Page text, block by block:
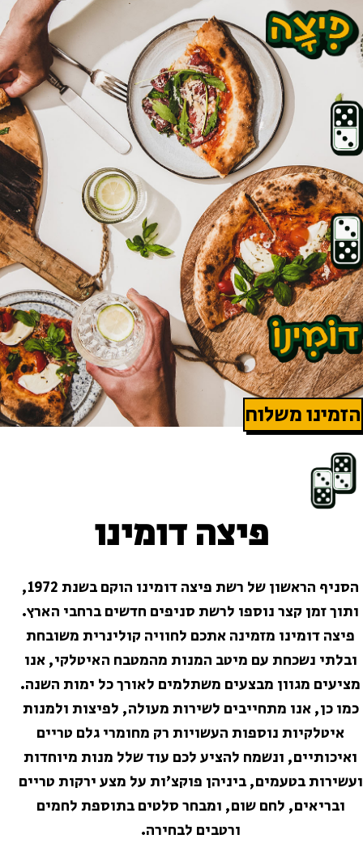
הזמינו משלוח
פיצה דומינו
הסניף הראשון של רשת פיצה דומינו הוקם בשנת 1972,
ותוך זמן קצר נוספו לרשת סניפים חדשים ברחבי הארץ.
פיצה דומינו מזמינה אתכם לחוויה קולינרית משובחת
ובלתי נשכחת עם מיטב המנות מהמטבח האיטלקי, אנו
מציעים מגוון מבצעים משתלמים לאורך כל ימות השנה.
כמו כן, אנו מתחייבים לשירות מעולה, לפיצות ולמנות
איטלקיות נוספות העשויות רק מחומרי גלם טריים
ואיכותיים, ונשמח להציע לכם עוד שלל מנות מיוחדות
ועשירות בטעמים, ביניהן פוקצ'ות על מצע ירקות טריים
ובריאים, לחם שום, ומבחר סלטים בתוספת לחמים
ורטבים לבחירה.